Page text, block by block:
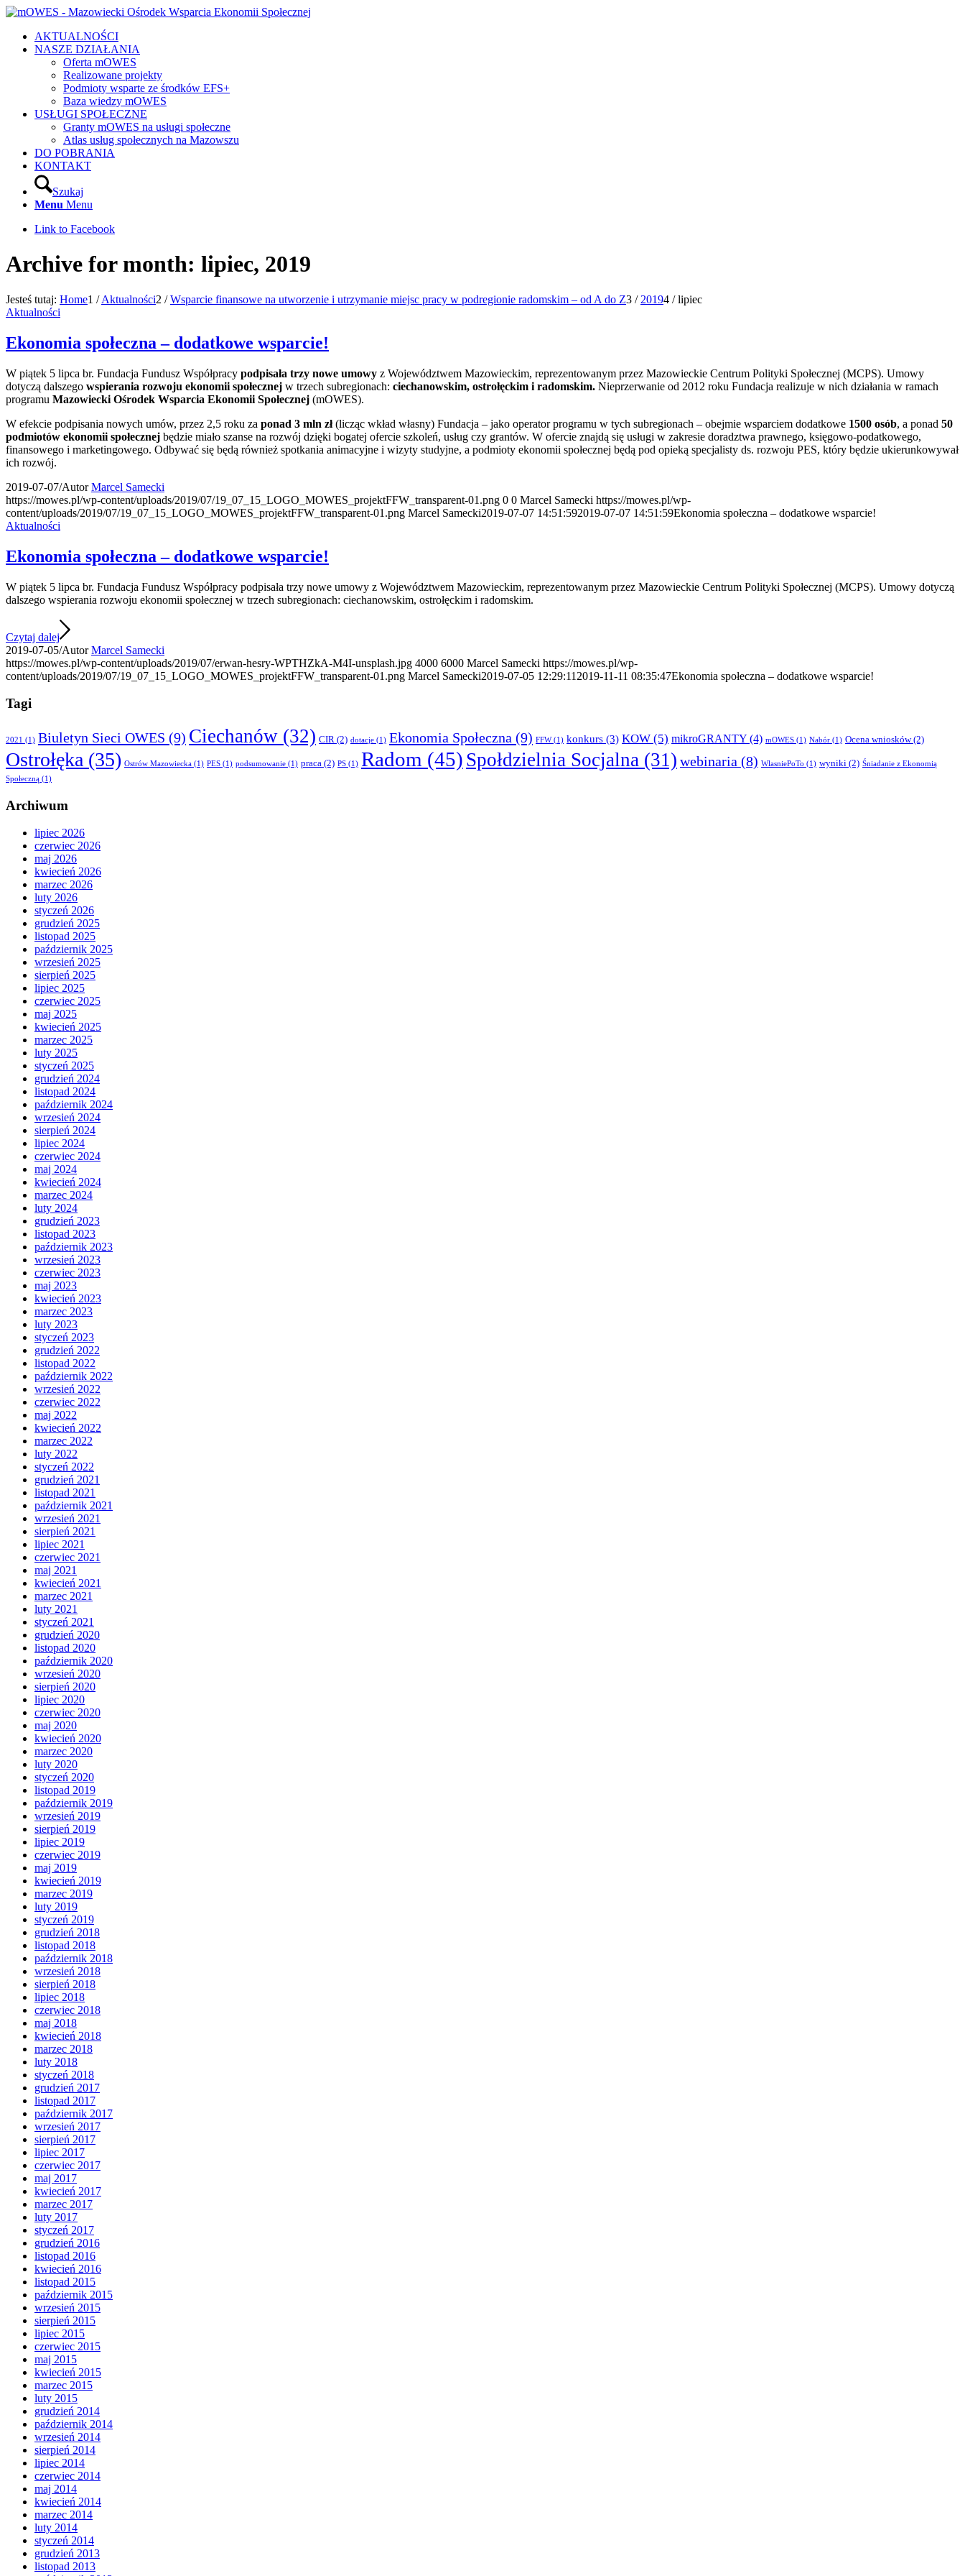
AKTUALNOŚCI
NASZE DZIAŁANIA
Oferta mOWES
Realizowane projekty
Podmioty wsparte ze środków EFS+
Baza wiedzy mOWES
USŁUGI SPOŁECZNE
Granty mOWES na usługi społeczne
Atlas usług społecznych na Mazowszu
DO POBRANIA
KONTAKT
Szukaj
Menu Menu
Link to Facebook
Archive for month: lipiec, 2019
Jesteś tutaj: Home1 / Aktualności2 / Wsparcie finansowe na utworzenie i utrzymanie miejsc pracy w podregionie radomskim – od A do Z3 / 20194 / lipiec
Aktualności
Ekonomia społeczna – dodatkowe wsparcie!
W piątek 5 lipca br. Fundacja Fundusz Współpracy podpisała trzy nowe umowy z Województwem Mazowieckim, reprezentowanym przez Mazowieckie Centrum Polityki Społecznej (MCPS). Umowy
dotyczą dalszego wspierania rozwoju ekonomii społecznej w trzech subregionach: ciechanowskim, ostrołęckim i radomskim. Nieprzerwanie od 2012 roku Fundacja realizuje w nich działania w ramach
programu Mazowiecki Ośrodek Wsparcia Ekonomii Społecznej (mOWES).
W efekcie podpisania nowych umów, przez 2,5 roku za ponad 3 mln zł(licząc wkład własny) Fundacja – jako operator programu w tych subregionach – obejmie wsparciem dodatkowe 1500 osób, a ponad 50
podmiotów ekonomii społecznej będzie miało szanse na rozwój dzięki bogatej ofercie szkoleń, usług czy grantów. W ofercie znajdą się usługi w zakresie doradztwa prawnego, księgowo-podatkowego,
finansowego i marketingowego. Odbywać się będą również spotkania animacyjne i wizyty studyjne, a podmioty ekonomii społecznej będą pod opieką specjalisty ds. rozwoju PES, który będzie ukierunkowywał
ich rozwój.
2019-07-07/AutorMarcel Samecki
https://mowes.pl/wp-content/uploads/2019/07/19_07_15_LOGO_MOWES_projektFFW_transparent-01.png 0 0 Marcel Samecki https://mowes.pl/wp-
content/uploads/2019/07/19_07_15_LOGO_MOWES_projektFFW_transparent-01.png Marcel Samecki2019-07-07 14:51:592019-07-07 14:51:59Ekonomia społeczna – dodatkowe wsparcie!
Aktualności
Ekonomia społeczna – dodatkowe wsparcie!
W piątek 5 lipca br. Fundacja Fundusz Współpracy podpisała trzy nowe umowy z Województwem Mazowieckim, reprezentowanym przez Mazowieckie Centrum Polityki Społecznej (MCPS). Umowy dotyczą
dalszego wspierania rozwoju ekonomii społecznej w trzech subregionach: ciechanowskim, ostrołęckim i radomskim.
Czytaj dalej
2019-07-05/AutorMarcel Samecki
https://mowes.pl/wp-content/uploads/2019/07/erwan-hesry-WPTHZkA-M4I-unsplash.jpg 4000 6000 Marcel Samecki https://mowes.pl/wp-
content/uploads/2019/07/19_07_15_LOGO_MOWES_projektFFW_transparent-01.png Marcel Samecki2019-07-05 12:29:11 2019-11-11 08:35:47Ekonomia społeczna – dodatkowe wsparcie!
Tagi
2021 (1) Biuletyn Sieci OWES (9) Ciechanów (32) CIR (2) dotacje (1) Ekonomia Społeczna (9) FFW(1) konkurs (3) KOW (5) mikroGRANTY (4) mOWES (1) Nabór (1) Ocena wniosków(2)
Ostrołęka (35) Ostrów Mazowiecka (1) PES (1) podsumowanie (1) praca (2) PS (1) Radom (45) Społdzielnia Socjalna (31) webinaria (8) WlasniePoTo (1) wyniki (2) Śniadanie z Ekonomią
Społeczną (1)
Archiwum
lipiec 2026
czerwiec 2026
maj 2026
kwiecień 2026
marzec 2026
luty 2026
styczeń 2026
grudzień 2025
listopad 2025
październik 2025
wrzesień 2025
sierpień 2025
lipiec 2025
czerwiec 2025
maj 2025
kwiecień 2025
marzec 2025
luty 2025
styczeń 2025
grudzień 2024
listopad 2024
październik 2024
wrzesień 2024
sierpień 2024
lipiec 2024
czerwiec 2024
maj 2024
kwiecień 2024
marzec 2024
luty 2024
grudzień 2023
listopad 2023
październik 2023
wrzesień 2023
czerwiec 2023
maj 2023
kwiecień 2023
marzec 2023
luty 2023
styczeń 2023
grudzień 2022
listopad 2022
październik 2022
wrzesień 2022
czerwiec 2022
maj 2022
kwiecień 2022
marzec 2022
luty 2022
styczeń 2022
grudzień 2021
listopad 2021
październik 2021
wrzesień 2021
sierpień 2021
lipiec 2021
czerwiec 2021
maj 2021
kwiecień 2021
marzec 2021
luty 2021
styczeń 2021
grudzień 2020
listopad 2020
październik 2020
wrzesień 2020
sierpień 2020
lipiec 2020
czerwiec 2020
maj 2020
kwiecień 2020
marzec 2020
luty 2020
styczeń 2020
listopad 2019
październik 2019
wrzesień 2019
sierpień 2019
lipiec 2019
czerwiec 2019
maj 2019
kwiecień 2019
marzec 2019
luty 2019
styczeń 2019
grudzień 2018
listopad 2018
październik 2018
wrzesień 2018
sierpień 2018
lipiec 2018
czerwiec 2018
maj 2018
kwiecień 2018
marzec 2018
luty 2018
styczeń 2018
grudzień 2017
listopad 2017
październik 2017
wrzesień 2017
sierpień 2017
lipiec 2017
czerwiec 2017
maj 2017
kwiecień 2017
marzec 2017
luty 2017
styczeń 2017
grudzień 2016
listopad 2016
kwiecień 2016
listopad 2015
październik 2015
wrzesień 2015
sierpień 2015
lipiec 2015
czerwiec 2015
maj 2015
kwiecień 2015
marzec 2015
luty 2015
grudzień 2014
październik 2014
wrzesień 2014
sierpień 2014
lipiec 2014
czerwiec 2014
maj 2014
kwiecień 2014
marzec 2014
luty 2014
styczeń 2014
grudzień 2013
listopad 2013